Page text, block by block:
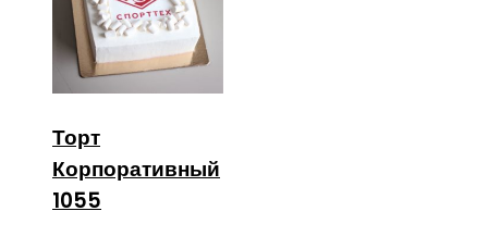
Торт
Корпоративный
1055